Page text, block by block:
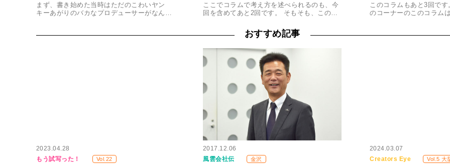
まず、書き始めた当時はただのこわいヤン
キーあがりのバカなプロデューサーがなん…
ここでコラムで考え方を述べられるのも、今
回を含めてあと2回です。 そもそも、この…
このコラムもあと3回で
のコーナーのこのコラム
おすすめ記事
2023.04.28
もう試写った！
Vol.22
2017.12.06
風雲会社伝
金沢
2024.03.07
Creators Eye
Vol.5 大